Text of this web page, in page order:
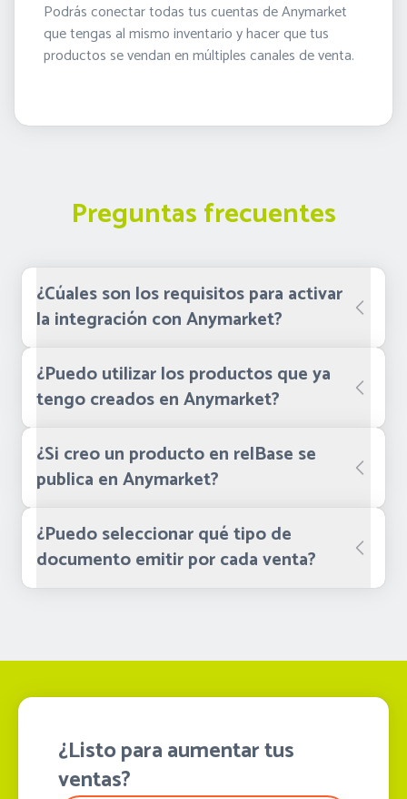
Podrás conectar todas tus cuentas de Anymarket
que tengas al mismo inventario y hacer que tus
productos se vendan en múltiples canales de venta.
Preguntas frecuentes
¿Cúales son los requisitos para activar
la integración con Anymarket?
¿Puedo utilizar los productos que ya
tengo creados en Anymarket?
¿Si creo un producto en relBase se
publica en Anymarket?
¿Puedo seleccionar qué tipo de
documento emitir por cada venta?
¿Listo para aumentar tus
ventas?